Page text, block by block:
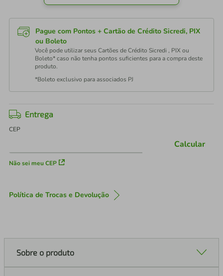
Pague com Pontos + Cartão de Crédito Sicredi, PIX
ou Boleto
Você pode utilizar seus Cartões de Crédito Sicredi , PIX ou
Boleto* caso não tenha pontos suficientes para a compra deste
produto.
*Boleto exclusivo para associados PJ
Entrega
CEP
Não sei meu CEP
Calcular
Política de Trocas e Devolução
Sobre o produto